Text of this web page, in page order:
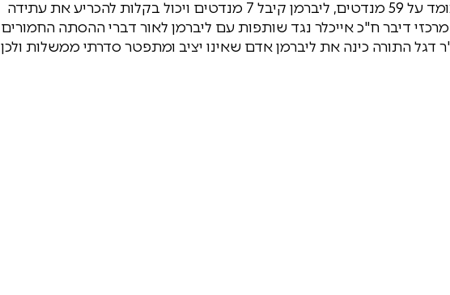
נכון לעכשיו גוש הימין והחרדים עומד על 59 מנדטים, ליברמן קיבל 7 מנדטים ויכול בקלות להכריע את עתידה
דיבר ח"כ אייכלר נגד שותפות עם ליברמן לאור דברי ההסתה החמורים
דגל התורה כינה את ליברמן אדם שאינו יציב ומתפטר סדרתי ממשלות ולכן